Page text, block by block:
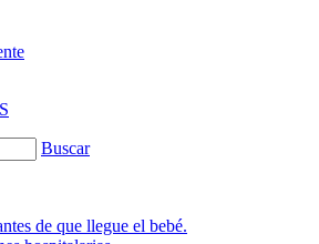
Buscar
de que llegue el bebé.